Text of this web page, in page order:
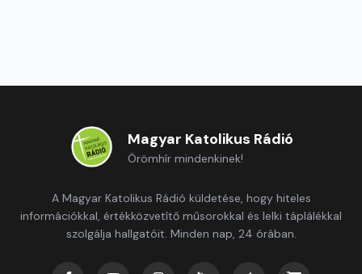
Magyar Katolikus Rádió
Örömhír mindenkinek!
A Magyar Katolikus Rádió küldetése, hogy hiteles
információkkal, értékközvetítő műsorokkal és lelki táplálékkal
szolgálja hallgatóit. Minden nap, 24 órában.